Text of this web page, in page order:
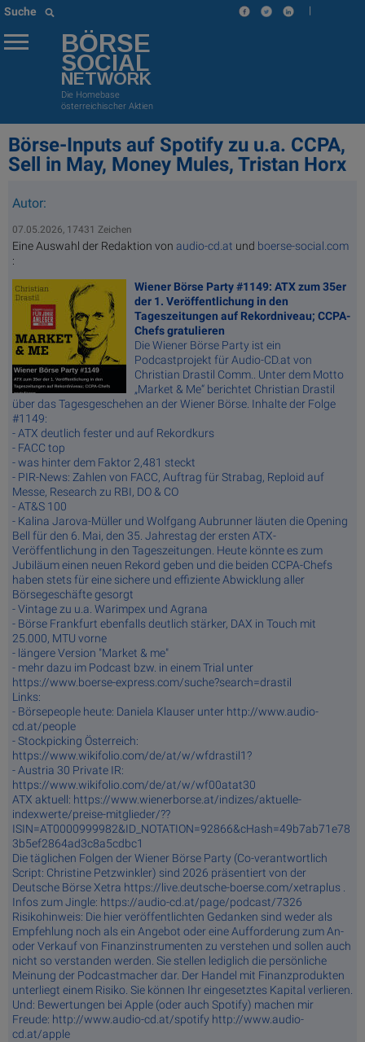
Suche |
BÖRSE
SOCIAL
NETWORK
Die Homebase
österreichischer Aktien
Börse-Inputs auf Spotify zu u.a. CCPA,
Sell in May, Money Mules, Tristan Horx
Autor:
07.05.2026, 17431 Zeichen
Eine Auswahl der Redaktion von audio-cd.at und boerse-social.com
:
Wiener Börse Party #1149: ATX zum 35er
der 1. Veröffentlichung in den
Tageszeitungen auf Rekordniveau; CCPA-
Chefs gratulieren
Die Wiener Börse Party ist ein
Podcastprojekt für Audio-CD.at von
Christian Drastil Comm.. Unter dem Motto
„Market & Me“ berichtet Christian Drastil
über das Tagesgeschehen an der Wiener Börse. Inhalte der Folge
#1149:
- ATX deutlich fester und auf Rekordkurs
- FACC top
- was hinter dem Faktor 2,481 steckt
- PIR-News: Zahlen von FACC, Auftrag für Strabag, Reploid auf
Messe, Research zu RBI, DO & CO
- AT&S 100
- Kalina Jarova-Müller und Wolfgang Aubrunner läuten die Opening
Bell für den 6. Mai, den 35. Jahrestag der ersten ATX-
Veröffentlichung in den Tageszeitungen. Heute könnte es zum
Jubiläum einen neuen Rekord geben und die beiden CCPA-Chefs
haben stets für eine sichere und effiziente Abwicklung aller
Börsegeschäfte gesorgt
- Vintage zu u.a. Warimpex und Agrana
- Börse Frankfurt ebenfalls deutlich stärker, DAX in Touch mit
25.000, MTU vorne
- längere Version "Market & me"
- mehr dazu im Podcast bzw. in einem Trial unter
https://www.boerse-express.com/suche?search=drastil
Links:
- Börsepeople heute: Daniela Klauser unter http://www.audio-
cd.at/people
- Stockpicking Österreich:
https://www.wikifolio.com/de/at/w/wfdrastil1?
- Austria 30 Private IR:
https://www.wikifolio.com/de/at/w/wf00atat30
ATX aktuell: https://www.wienerborse.at/indizes/aktuelle-
indexwerte/preise-mitglieder/??
ISIN=AT0000999982&ID_NOTATION=92866&cHash=49b7ab71e78
3b5ef2864ad3c8a5cdbc1
Die täglichen Folgen der Wiener Börse Party (Co-verantwortlich
Script: Christine Petzwinkler) sind 2026 präsentiert von der
Deutsche Börse Xetra https://live.deutsche-boerse.com/xetraplus .
Infos zum Jingle: https://audio-cd.at/page/podcast/7326
Risikohinweis: Die hier veröffentlichten Gedanken sind weder als
Empfehlung noch als ein Angebot oder eine Aufforderung zum An-
oder Verkauf von Finanzinstrumenten zu verstehen und sollen auch
nicht so verstanden werden. Sie stellen lediglich die persönliche
Meinung der Podcastmacher dar. Der Handel mit Finanzprodukten
unterliegt einem Risiko. Sie können Ihr eingesetztes Kapital verlieren.
Und: Bewertungen bei Apple (oder auch Spotify) machen mir
Freude: http://www.audio-cd.at/spotify http://www.audio-
cd.at/apple